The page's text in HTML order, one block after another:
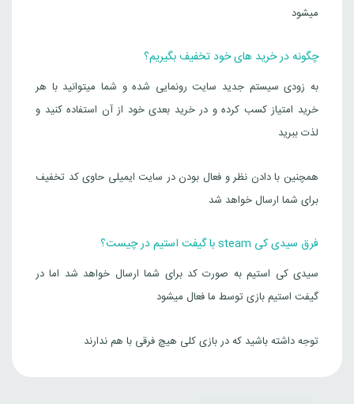
میشود
چگونه در خرید های خود تخفیف بگیریم؟
به زودی سیستم جدید سایت رونمایی شده و شما میتوانید با هر
خرید امتیاز کسب کرده و در خرید بعدی خود از آن استفاده کنید و
لذت ببرید
همچنین با دادن نظر و فعال بودن در سایت ایمیلی حاوی کد تخفیف
برای شما ارسال خواهد شد
فرق سیدی کی steam با گیفت استیم در چیست؟
سیدی کی استیم به صورت کد برای شما ارسال خواهد شد اما در
گیفت استیم بازی توسط ما فعال میشود
توجه داشته باشید که در بازی کلی هیچ فرقی با هم ندارند